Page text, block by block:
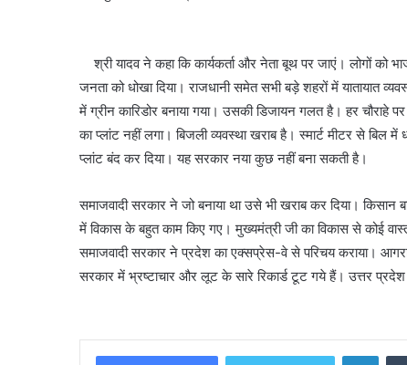
श्री यादव ने कहा कि कार्यकर्ता और नेता बूथ पर जाएं। लोगों को
जनता को धोखा दिया। राजधानी समेत सभी बड़े शहरों में यातायात
में ग्रीन कारिडोर बनाया गया। उसकी डिजायन गलत है। हर चौराहे
का प्लांट नहीं लगा। बिजली व्यवस्था खराब है। स्मार्ट मीटर से बिल
प्लांट बंद कर दिया। यह सरकार नया कुछ नहीं बना सकती है।
समाजवादी सरकार ने जो बनाया था उसे भी खराब कर दिया। किसान
में विकास के बहुत काम किए गए। मुख्यमंत्री जी का विकास से कोई
समाजवादी सरकार ने प्रदेश का एक्सप्रेस-वे से परिचय कराया।
सरकार में भ्रष्टाचार और लूट के सारे रिकार्ड टूट गये हैं। उत्तर प्रदेश